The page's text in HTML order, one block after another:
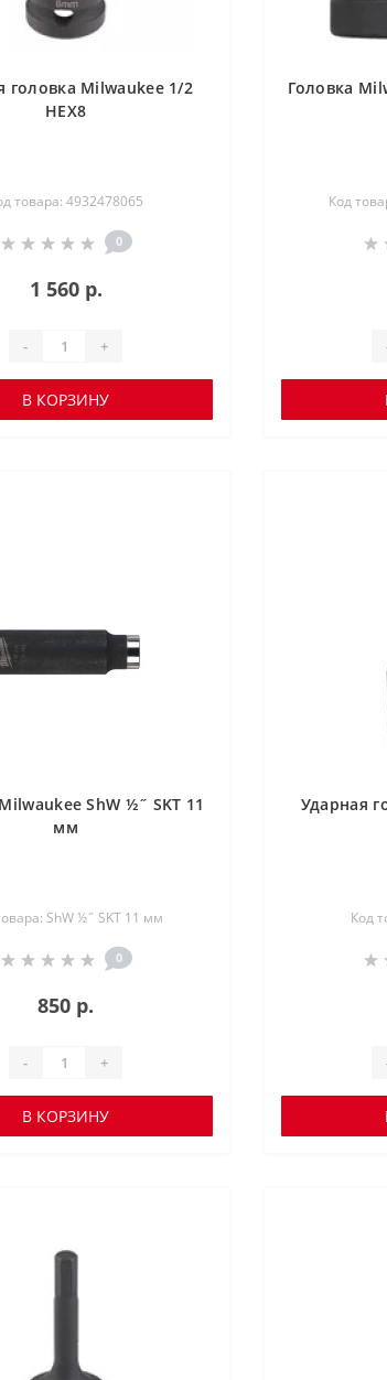
головка Milwaukee 1/2
HEX8
товара: 4932478065
0
1 560 р.
- +
В КОРЗИНУ
Головка
Код
ShW ½˝ SKT 11
мм
ShW ½˝ SKT 11 мм
0
850 р.
- +
В КОРЗИНУ
Ударная
Код